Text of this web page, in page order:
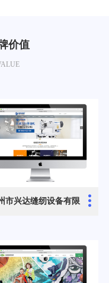
价值
市兴达缝纫设备有限 ...